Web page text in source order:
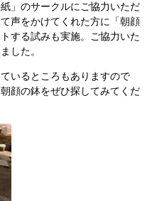
」のサークルにご協力いただ
声をかけてくれた方に「朝顔
する試みも実施。ご協力いた
した。
いるところもありますので
顔の鉢をぜひ探してみてくだ